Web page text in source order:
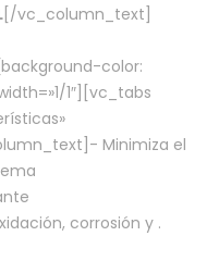
[/vc_column_text]
color:
1″][vc_tabs
Minimiza el
corrosión y .